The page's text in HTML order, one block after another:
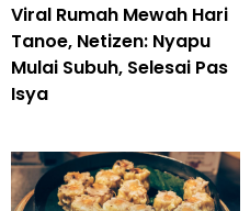
Viral Rumah Mewah Hari
Tanoe, Netizen: Nyapu
Mulai Subuh, Selesai Pas
Isya